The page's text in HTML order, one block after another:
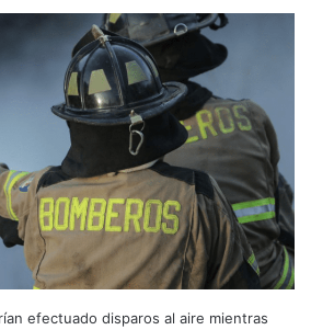
efectuado disparos al aire mientras